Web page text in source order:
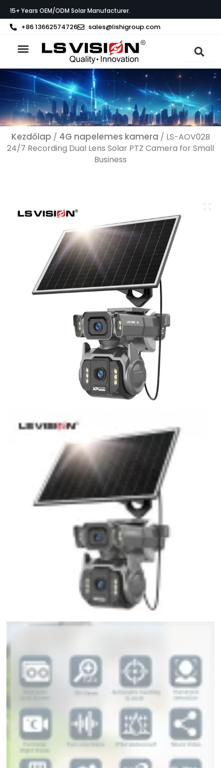
to
content
15+ Years OEM/ODM Solar Manufacturer.
+86 13662574726 sales@lishigroup.com
Kezdőlap / 4G napelemes kamera / LS-AOV02B
24/7 Recording Dual Lens Solar PTZ Camera for Small
Business